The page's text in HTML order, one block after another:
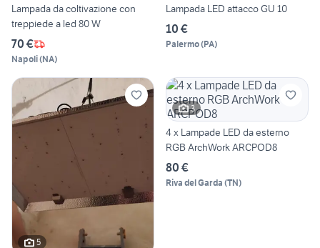
Lampada da coltivazione con
treppiede a led 80 W
70 €
Napoli(NA)
Lampada LED attacco GU 10
10 €
Palermo(PA)
5
3
4 x Lampade LED da esterno
RGB ArchWork ARCPOD8
80 €
Riva del Garda (TN)